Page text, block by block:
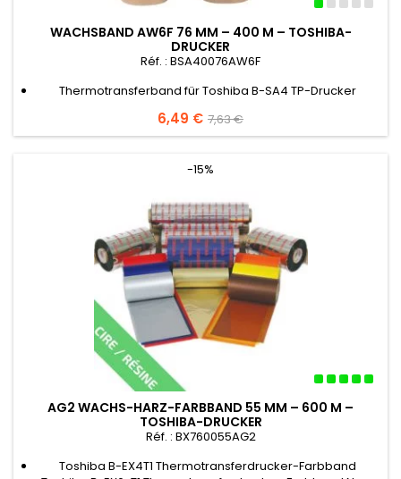
WACHSBAND AW6F 76 MM – 400 M – TOSHIBA-
DRUCKER
Réf. : BSA40076AW6F
Thermotransferband für Toshiba B-SA4 TP-Drucker
Preis
6,49 € Verkaufspreis
7,63 €
-15%
AG2 WACHS-HARZ-FARBBAND 55 MM – 600 M –
TOSHIBA-DRUCKER
Réf. : BX760055AG2
Toshiba B-EX4T1 Thermotransferdrucker-Farbband